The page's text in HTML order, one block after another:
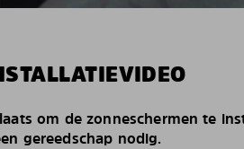
om de zonneschermen te
gereedschap nodig.